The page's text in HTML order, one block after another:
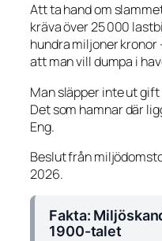
Att ta hand om
kräva över 25 000
hundra miljoner kronor
att man vill dumpa i
Man släpper inte ut
Det som hamnar där
Eng.
Beslut från
2026.
Fakta:
1900-talet